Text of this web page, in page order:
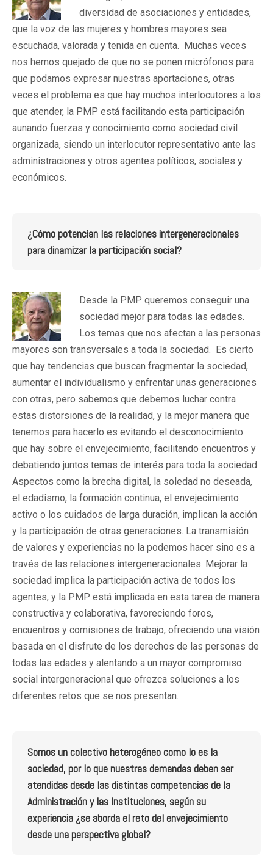
diversidad de asociaciones y entidades,
que la voz de las mujeres y hombres mayores sea
escuchada, valorada y tenida en cuenta. Muchas veces
nos hemos quejado de que no se ponen micrófonos para
que podamos expresar nuestras aportaciones, otras
veces el problema es que hay muchos interlocutores a los
que atender, la PMP está facilitando esta participación
aunando fuerzas y conocimiento como sociedad civil
organizada, siendo un interlocutor representativo ante las
administraciones y otros agentes políticos, sociales y
económicos.
¿Cómo potencian las relaciones intergeneracionales
para dinamizar la participación social?
Desde la PMP queremos conseguir una
sociedad mejor para todas las edades.
Los temas que nos afectan a las personas
mayores son transversales a toda la sociedad. Es cierto
que hay tendencias que buscan fragmentar la sociedad,
aumentar el individualismo y enfrentar unas generaciones
con otras, pero sabemos que debemos luchar contra
estas distorsiones de la realidad, y la mejor manera que
tenemos para hacerlo es evitando el desconocimiento
que hay sobre el envejecimiento, facilitando encuentros y
debatiendo juntos temas de interés para toda la sociedad.
Aspectos como la brecha digital, la soledad no deseada,
el edadismo, la formación continua, el envejecimiento
activo o los cuidados de larga duración, implican la acción
y la participación de otras generaciones. La transmisión
de valores y experiencias no la podemos hacer sino es a
través de las relaciones intergeneracionales. Mejorar la
sociedad implica la participación activa de todos los
agentes, y la PMP está implicada en esta tarea de manera
constructiva y colaborativa, favoreciendo foros,
encuentros y comisiones de trabajo, ofreciendo una visión
basada en el disfrute de los derechos de las personas de
todas las edades y alentando a un mayor compromiso
social intergeneracional que ofrezca soluciones a los
diferentes retos que se nos presentan.
Somos un colectivo heterogéneo como lo es la
sociedad, por lo que nuestras demandas deben ser
atendidas desde las distintas competencias de la
Administración y las Instituciones, según su
experiencia ¿se aborda el reto del envejecimiento
desde una perspectiva global?